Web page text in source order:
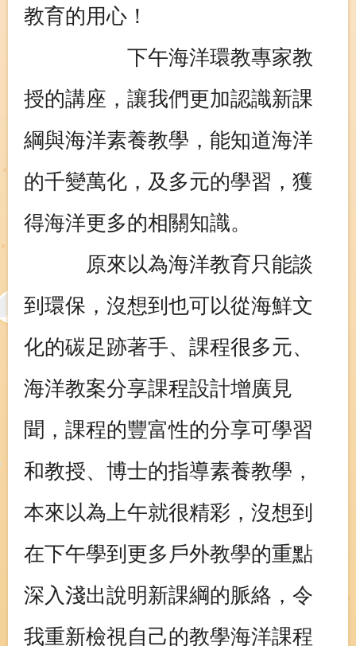
教育的用心！
下午海洋環教專家教
授的講座，讓我們更加認識新課
綱與海洋素養教學，能知道海洋
的千變萬化，及多元的學習，獲
得海洋更多的相關知識。
原來以為海洋教育只能談
到環保，沒想到也可以從海鮮文
化的碳足跡著手、課程很多元、
海洋教案分享課程設計增廣見
聞，課程的豐富性的分享可學習
和教授、博士的指導素養教學，
本來以為上午就很精彩，沒想到
在下午學到更多戶外教學的重點
深入淺出說明新課綱的脈絡，令
我重新檢視自己的教學海洋課程